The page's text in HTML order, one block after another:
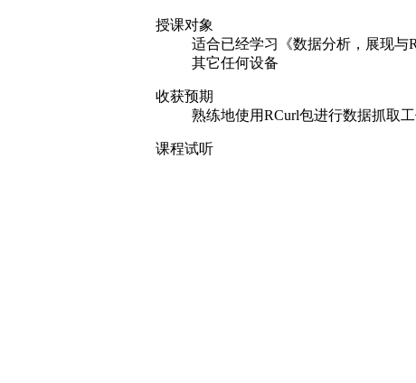
授课对象
适合已经学习《数据分析，展现与
其它任何设备
收获预期
熟练地使用RCurl包进行数据抓取
课程试听